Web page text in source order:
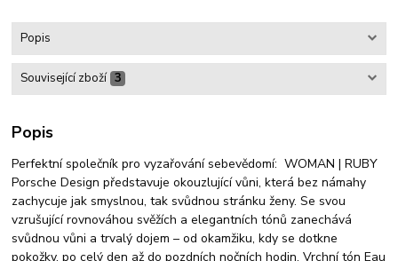
Popis
Související zboží 3
Popis
Perfektní společník pro vyzařování sebevědomí: WOMAN | RUBY
Porsche Design představuje okouzlující vůni, která bez námahy
zachycuje jak smyslnou, tak svůdnou stránku ženy. Se svou
vzrušující rovnováhou svěžích a elegantních tónů zanechává
svůdnou vůni a trvalý dojem – od okamžiku, kdy se dotkne
pokožky, po celý den až do pozdních nočních hodin. Vrchní tón Eau